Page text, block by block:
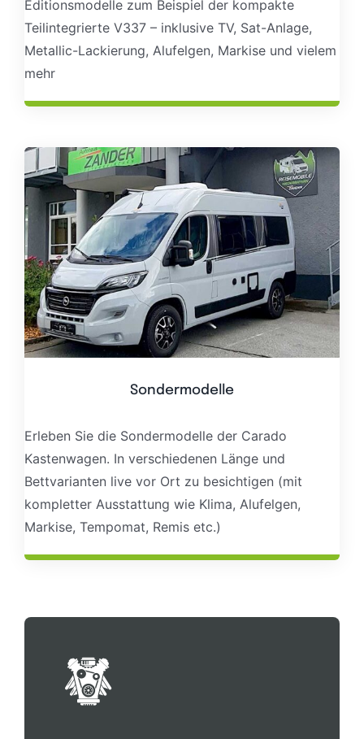
Editionsmodelle zum Beispiel der kompakte
Teilintegrierte V337 – inklusive TV, Sat-Anlage,
Metallic-Lackierung, Alufelgen, Markise und vielem
mehr
Sondermodelle
Erleben Sie die Sondermodelle der Carado
Kastenwagen. In verschiedenen Länge und
Bettvarianten live vor Ort zu besichtigen (mit
kompletter Ausstattung wie Klima, Alufelgen,
Markise, Tempomat, Remis etc.)